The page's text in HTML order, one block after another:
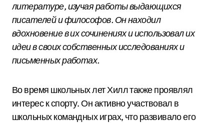
литературе, изучая работы выдающихся
писателей и философов. Он находил
вдохновение в их сочинениях и использовал их
идеи в своих собственных исследованиях и
письменных работах.
Во время школьных лет Хилл также проявлял
интерес к спорту. Он активно участвовал в
школьных командных играх, что развивало его